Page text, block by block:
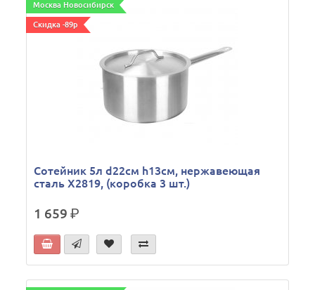
Москва Новосибирск
Скидка -89р
Сотейник 5л d22см h13см, нержавеющая
сталь X2819, (коробка 3 шт.)
1 659р.